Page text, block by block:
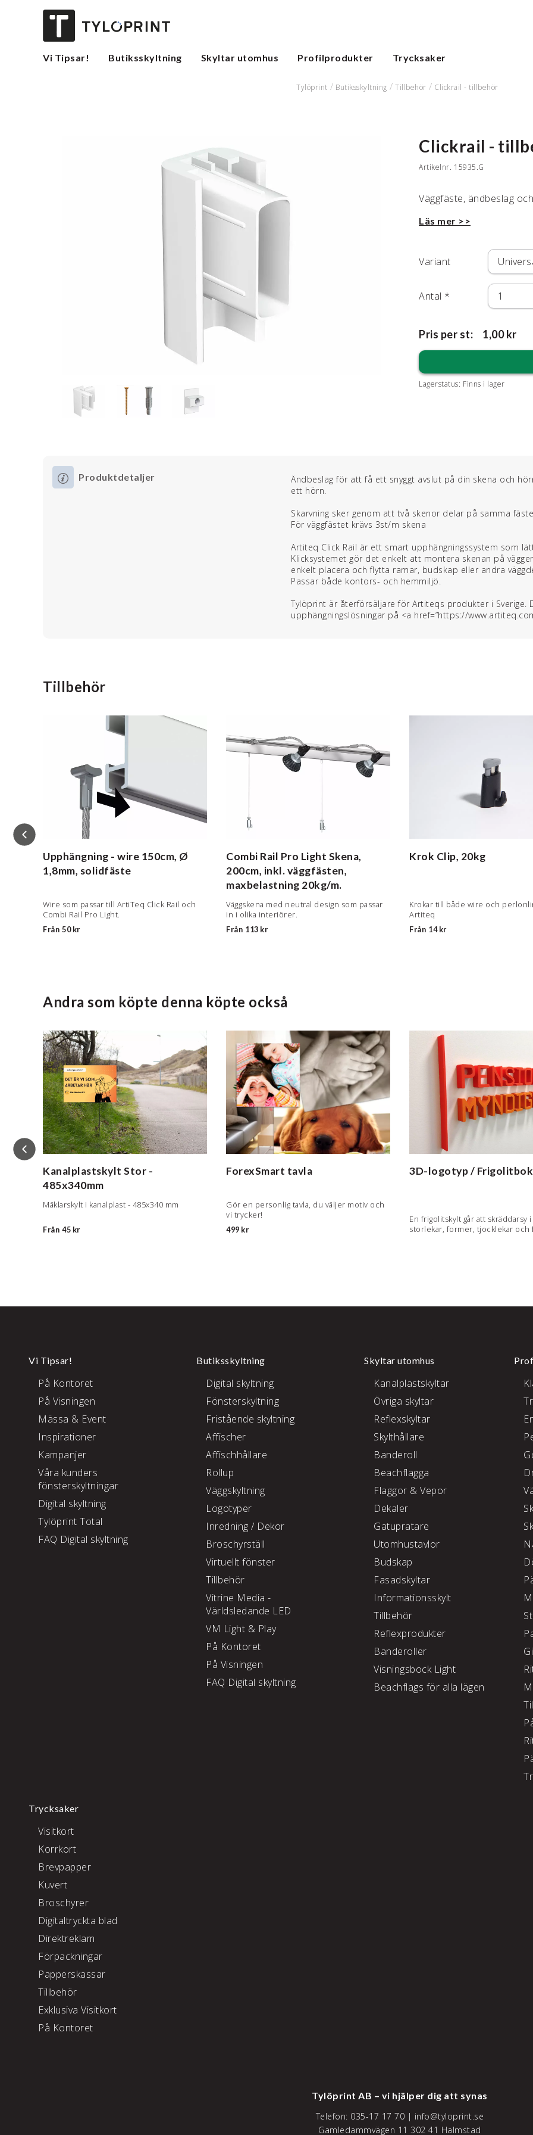
Vi Tipsar! Butiksskyltning Skyltar utomhus Profilprodukter Trycksaker
Tylöprint Butiksskyltning Tillbehör Clickrail - tillbehör
Clickrail -
Artikelnr. 15935.G
Väggfäste, ändbeslag
Läs mer >>
Variant
Antal *
Pris per st: 1,00 kr
Lagerstatus: Finns i lager
Produktdetaljer
Ändbeslag för att få ett snyggt avslut på din skena och
ett hörn.
Skarvning sker genom att två skenor delar på samma
För väggfästet krävs 3st/m skena
Artiteq Click Rail är ett smart upphängningssystem som
Klicksystemet gör det enkelt att montera skenan på
enkelt placera och flytta ramar, budskap eller andra
Passar både kontors- och hemmiljö.
Tylöprint är återförsäljare för Artiteqs produkter i Sverige.
upphängningslösningar på <a href=”https://
Tillbehör
Upphängning - wire 150cm, Ø
1,8mm, solidfäste
Wire som passar till ArtiTeq Click Rail och
Combi Rail Pro Light.
Från 50 kr
Combi Rail Pro Light Skena,
200cm, inkl. väggfästen,
maxbelastning 20kg/m.
Väggskena med neutral design som passar
in i olika interiörer.
Från 113 kr
Krok Clip, 20kg
Krokar till både wire och
Artiteq
Från 14 kr
Andra som köpte denna köpte också
Kanalplastskylt Stor -
485x340mm
Mäklarskylt i kanalplast - 485x340 mm
Från 45 kr
ForexSmart tavla
Gör en personlig tavla, du väljer motiv och
vi trycker!
499 kr
3D-logotyp /
En frigolitskylt går att skräddarsy i
storlekar, former, tjocklekar och
Vi Tipsar!
På Kontoret
På Visningen
Mässa & Event
Inspirationer
Kampanjer
Våra kunders
fönsterskyltningar
Digital skyltning
Tylöprint Total
FAQ Digital skyltning
Butiksskyltning
Digital skyltning
Fönsterskyltning
Fristående skyltning
Affischer
Affischhållare
Rollup
Väggskyltning
Logotyper
Inredning / Dekor
Broschyrställ
Virtuellt fönster
Tillbehör
Vitrine Media -
Världsledande LED
VM Light & Play
På Kontoret
På Visningen
FAQ Digital skyltning
Skyltar utomhus
Kanalplastskyltar
Övriga skyltar
Reflexskyltar
Skylthållare
Banderoll
Beachflagga
Flaggor & Vepor
Dekaler
Gatupratare
Utomhustavlor
Budskap
Fasadskyltar
Informationsskylt
Tillbehör
Reflexprodukter
Banderoller
Visningsbock Light
Beachflags för alla lägen
Trycksaker
Visitkort
Korrkort
Brevpapper
Kuvert
Broschyrer
Digitaltryckta blad
Direktreklam
Förpackningar
Papperskassar
Tillbehör
Exklusiva Visitkort
På Kontoret
Tylöprint AB – vi hjälper dig att synas
Telefon: 035-17 17 70 | info@tyloprint.se
Gamledammvägen 11 302 41 Halmstad